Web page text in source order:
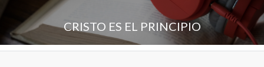
CRISTO ES EL PRINCIPIO